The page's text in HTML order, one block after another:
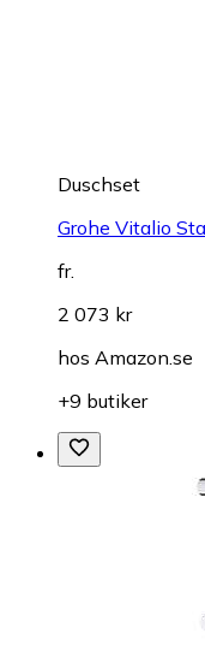
Duschset
Grohe Vitalio
fr.
2 073 kr
hos Amazon.se
+9 butiker